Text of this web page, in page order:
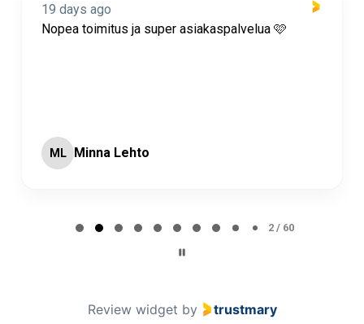
19 days ago
Nopea toimitus ja super asiakaspalvelua 🩷
ML Minna Lehto
2 / 60
Review widget by trustmary